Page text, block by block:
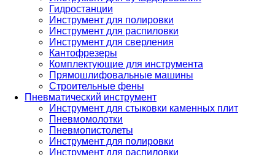
Гидростанции
Инструмент для полировки
Инструмент для распиловки
Инструмент для сверления
Кантофрезеры
Комплектующие для инструмента
Прямошлифовальные машины
Строительные фены
Пневматический инструмент
Инструмент для стыковки каменных плит
Пневмомолотки
Пневмопистолеты
Инструмент для полировки
Инструмент для распиловки